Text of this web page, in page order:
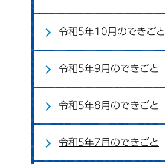
令和5年10月のできごと
令和5年9月のできごと
令和5年8月のできごと
令和5年7月のできごと